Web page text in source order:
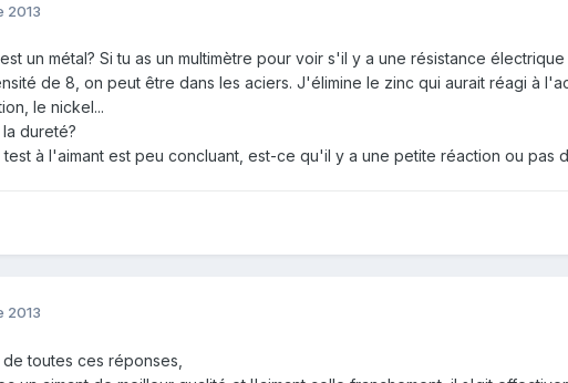
2013
un métal? Si tu as un multimètre pour voir s'il y a une résistance
de 8, on peut être dans les aciers. J'élimine le zinc qui aurait réagi à
le nickel...
dureté?
à l'aimant est peu concluant, est-ce qu'il y a une petite réaction ou pas
2013
toutes ces réponses,